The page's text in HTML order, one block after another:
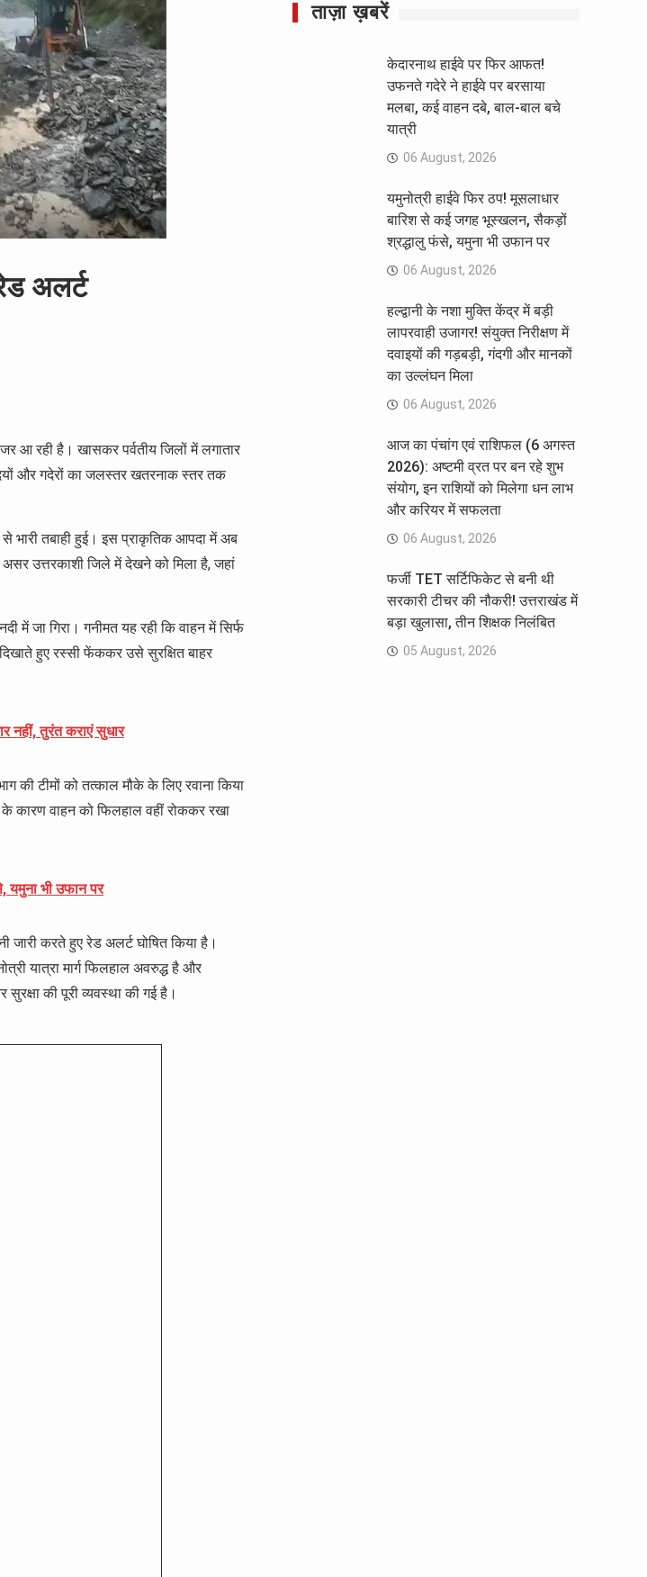
अलर्ट
आ रही है। खासकर पर्वतीय जिलों में लगातार
और गदेरों का जलस्तर खतरनाक स्तर तक
से भारी तबाही हुई। इस प्राकृतिक आपदा में अब
उत्तरकाशी जिले में देखने को मिला है, जहां
में जा गिरा। गनीमत यह रही कि वाहन में सिर्फ
हुए रस्सी फेंककर उसे सुरक्षित बाहर
नहीं, तुरंत कराएं सुधार
की टीमों को तत्काल मौके के लिए रवाना किया
कारण वाहन को फिलहाल वहीं रोककर रखा
यमुना भी उफान पर
जारी करते हुए रेड अलर्ट घोषित किया है।
यात्रा मार्ग फिलहाल अवरुद्ध है और
की पूरी व्यवस्था की गई है।
ताज़ा ख़बरें
केदारनाथ हाईवे पर फिर आफत!
उफनते गदेरे ने हाईवे पर बरसाया
मलबा, कई वाहन दबे, बाल-बाल बचे
यात्री
06 August, 2026
यमुनोत्री हाईवे फिर ठप! मूसलाधार
बारिश से कई जगह भूस्खलन, सैकड़ों
श्रद्धालु फंसे, यमुना भी उफान पर
06 August, 2026
हल्द्वानी के नशा मुक्ति केंद्र में बड़ी
लापरवाही उजागर! संयुक्त निरीक्षण में
दवाइयों की गड़बड़ी, गंदगी और मानकों
का उल्लंघन मिला
06 August, 2026
आज का पंचांग एवं राशिफल (6 अगस्त
2026): अष्टमी व्रत पर बन रहे शुभ
संयोग, इन राशियों को मिलेगा धन लाभ
और करियर में सफलता
06 August, 2026
फर्जी TET सर्टिफिकेट से बनी थी
सरकारी टीचर की नौकरी! उत्तराखंड में
बड़ा खुलासा, तीन शिक्षक निलंबित
05 August, 2026